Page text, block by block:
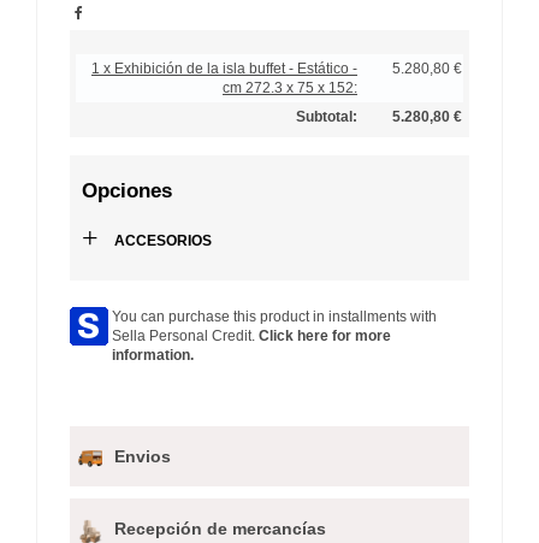
1 x Exhibición de la isla buffet - Estático -
cm 272.3 x 75 x 152:
5.280,80 €
Subtotal: 5.280,80 €
Opciones
+ ACCESORIOS
You can purchase this product in installments with
Sella Personal Credit. Click here for more
information.
Envios
Recepción de mercancías